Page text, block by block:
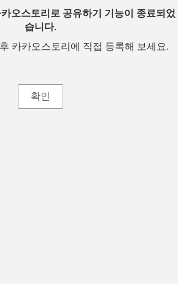
오스토리로 공유하기 기능이 종료되었
습니다.
카카오스토리에 직접 등록해 보세요.
확인